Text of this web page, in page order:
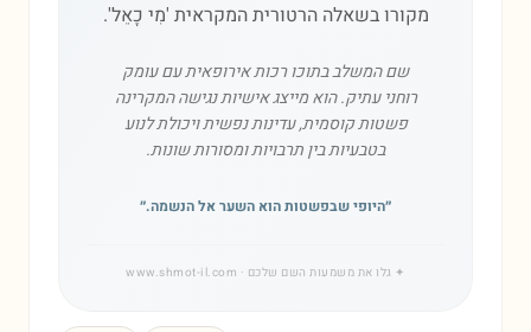
מקורו בשאלה הרטורית המקראית 'מִי כָאֵל'.
שם המשלב בתוכו רכות אירופאית עם עומק
רוחני עתיק. הוא מייצג אישיות נגישה המקרינה
פשטות קוסמית, עדינות נפשית ויכולת לנוע
בטבעיות בין תרבויות ומסורות שונות.
״היופי שבפשטות הוא השער אל הנשמה.״
✦ גלו את משמעות השם שלכם · www.shmot-il.com